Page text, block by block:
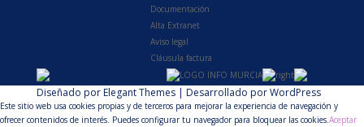
Documentación
Alta Extranet
Aviso legal
Cláusula factura
Diseñado porElegant Themes| Desarrollado porWordPress
Este sitio web usa cookies propias y de terceros para mejorar la experiencia de navegación y
ofrecer contenidos de interés. Puedes configurar tu navegador para bloquear las cookies.Aceptar